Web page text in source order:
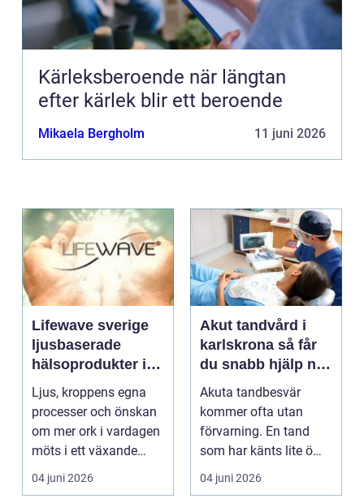
Kärleksberoende när längtan
efter kärlek blir ett beroende
Mikaela Bergholm 11 juni 2026
Lifewave sverige
ljusbaserade
hälsoprodukter i
fokus
Ljus, kroppens egna
processer och önskan
om mer ork i vardagen
möts i ett växande
intresse för fotot...
04 juni 2026
Akut tandvård i
karlskrona så får
du snabb hjälp när
tanden krisar
Akuta tandbesvär
kommer ofta utan
förvarning. En tand
som har känts lite öm
kan plötsligt göra så
on...
04 juni 2026